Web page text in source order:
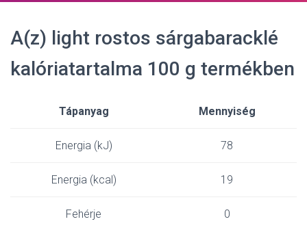
A(z) light rostos sárgabaracklé
kalóriatartalma 100 g termékben
Tápanyag Mennyiség
Energia (kJ) 78
Energia (kcal) 19
Fehérje 0